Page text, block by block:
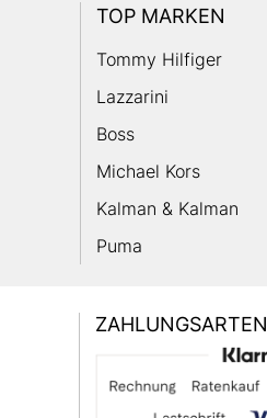
TOP MARKEN
Tommy Hilfiger
Lazzarini
Boss
Michael Kors
Kalman & Kalman
Puma
ZAHLUNGSARTEN